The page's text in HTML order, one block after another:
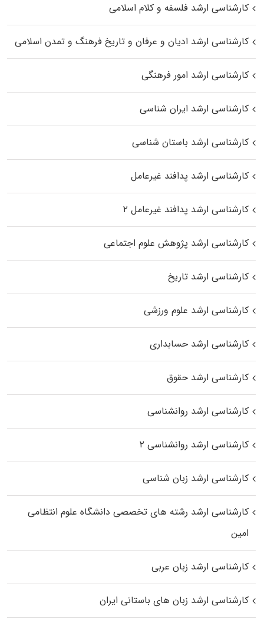
کارشناسی ارشد فلسفه و کلام اسلامی
کارشناسی ارشد ادیان و عرفان و تاریخ فرهنگ و تمدن اسلامی
کارشناسی ارشد امور فرهنگی
کارشناسی ارشد ایران شناسی
کارشناسی ارشد باستان شناسی
کارشناسی ارشد پدافند غیرعامل
کارشناسی ارشد پدافند غیرعامل ۲
کارشناسی ارشد پژوهش علوم اجتماعی
کارشناسی ارشد تاریخ
کارشناسی ارشد علوم ورزشی
کارشناسی ارشد حسابداری
کارشناسی ارشد حقوق
کارشناسی ارشد روانشناسی
کارشناسی ارشد روانشناسی ۲
کارشناسی ارشد زبان شناسی
کارشناسی ارشد رﺷﺘﻪ ﻫﺎی تخصصی داﻧﺸﮕﺎه ﻋﻠﻮم انتظامی
اﻣﻴﻦ
کارشناسی ارشد زبان عربی
کارشناسی ارشد زبان‌ های باستانی ایران